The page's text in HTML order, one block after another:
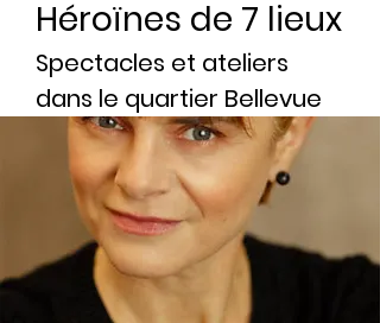
Héroïnes de 7 lieux
Spectacles et ateliers
dans le quartier Bellevue